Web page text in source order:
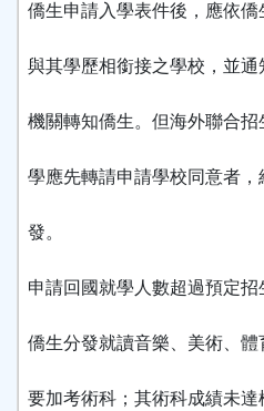
僑生申請入學表件後，應依
與其學歷相銜接之學校，並
機關轉知僑生。但海外聯合
學應先轉請申請學校同意者
發。
申請回國就學人數超過預定
僑生分發就讀音樂、美術、
要加考術科；其術科成績未